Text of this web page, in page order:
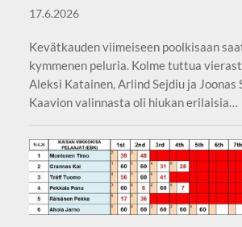
17.6.2026
Kevätkauden viimeiseen poolkisaan
kymmenen peluria. Kolme tuttua
Aleksi Katainen, Arlind Sejdiu ja Joonas
Kaavion valinnasta oli hiukan erilaisia…